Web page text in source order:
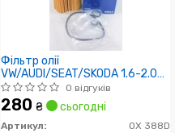
Фільтр олії
VW/AUDI/SEAT/SKODA 1.6-2.0
TDI 04/08-
0 відгуків
280 ₴ сьогодні
Артикул:
OX 388D